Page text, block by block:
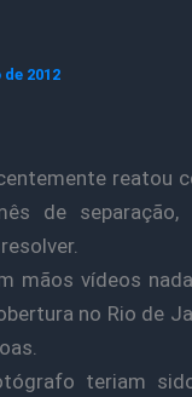
2012
reatou
de
mãos vídeos
no Rio de
teriam